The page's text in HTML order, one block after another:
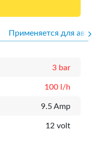
Применяется для авто
3 bar
100 l/h
9.5 Amp
12 volt